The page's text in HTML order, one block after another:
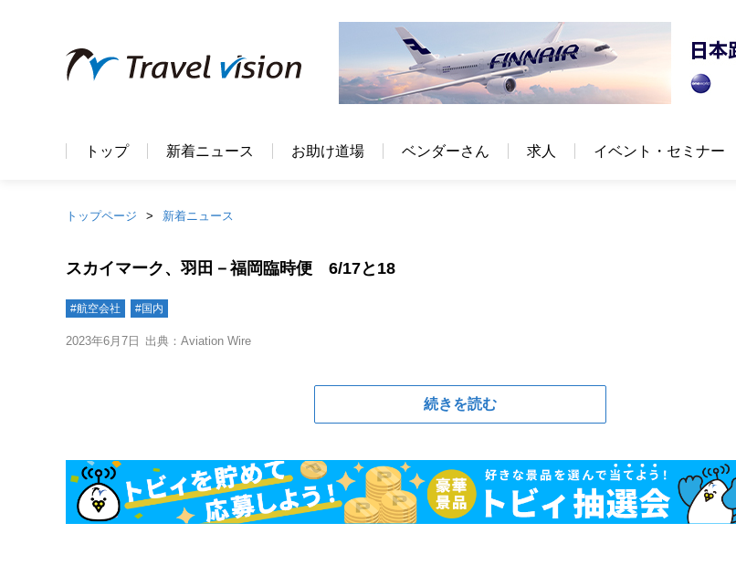
トップ 新着ニュース お助け道場 ベンダーさん 求人 イベント・セミナー
トップページ 新着ニュース
スカイマーク、羽田－福岡臨時便 6/17と18
#航空会社 #国内
2023年6月7日 出典：Aviation Wire
続きを読む